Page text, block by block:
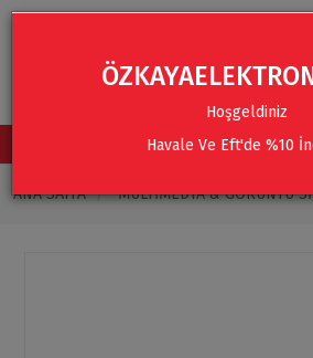
TÜM KATEGORİLER
ANA SAYFA MULTIMEDYA & GÖRÜNTÜ
Hoşgeldiniz
Havale Ve Eft'de %10